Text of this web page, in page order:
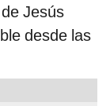
Jesús
desde las